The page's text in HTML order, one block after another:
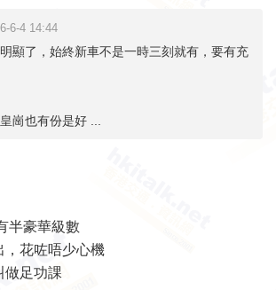
6-4 14:44
顯了，始終新車不是一時三刻就有，要有充
崗也有份是好 ...
半豪華級數
，花咗唔少心機
做足功課